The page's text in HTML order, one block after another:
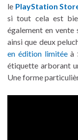
le PlayStation
si tout cela est
également en vente
ainsi que deux
en édition limitéeà
étiquette arborant
Une forme